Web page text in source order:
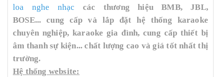
loa nghe nhạc
các thương hiệu BMB, JBL,
BOSE... cung cấp và lắp đặt hệ thống karaoke
chuyên nghiệp, karaoke gia đình, cung cấp thiết bị
âm thanh sự kiện... chất lượng cao và giá tốt nhất thị
trường.
Hệ thống website: